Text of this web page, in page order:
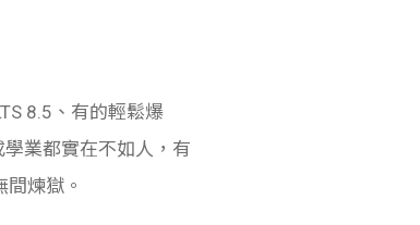
8.5、有的輕鬆爆
業都實在不如人，有
煉獄。